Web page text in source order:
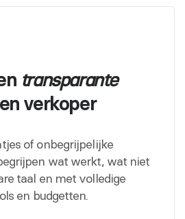
transparante
verkoper
of onbegrijpelijke
wat werkt, wat niet
taal en met volledige
en budgetten.